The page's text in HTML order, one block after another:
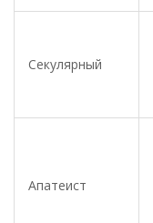
Секулярный
Апатeист